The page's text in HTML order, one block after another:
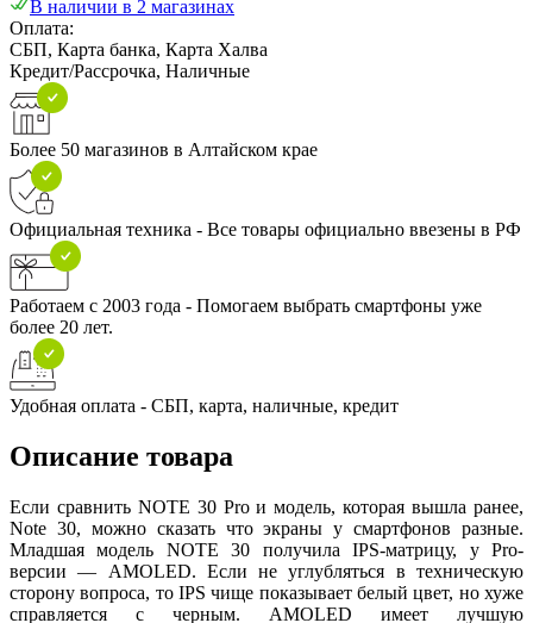
В наличии в 2 магазинах
Оплата:
СБП, Карта банка, Карта Халва
Кредит/Рассрочка, Наличные
Более 50 магазинов в Алтайском крае
Официальная техника - Все товары официально ввезены в РФ
Работаем с 2003 года - Помогаем выбрать смартфоны уже
более 20 лет.
Удобная оплата - СБП, карта, наличные, кредит
Описание товара
Если сравнить NOTE 30 Pro и модель, которая вышла ранее,
Note 30, можно сказать что экраны у смартфонов разные.
Младшая модель NOTE 30 получила IPS-матрицу, у Pro-
версии — AMOLED. Если не углубляться в техническую
сторону вопроса, то IPS чище показывает белый цвет, но хуже
справляется с черным. AMOLED имеет лучшую